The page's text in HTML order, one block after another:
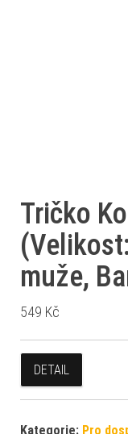
Tričko
muže,
549 Kč
DETAIL
Kategorie: Pro